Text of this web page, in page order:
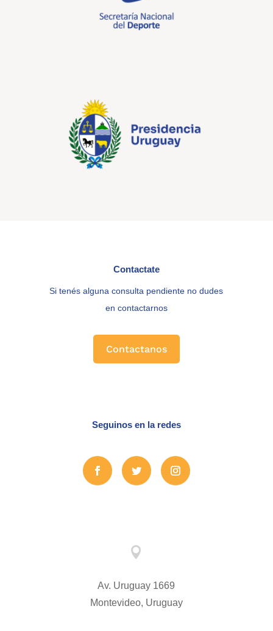
Contactate
Si tenés alguna consulta pendiente no dudes
en contactarnos
Contactanos
Seguinos en la redes

Av. Uruguay 1669
Montevideo, Uruguay